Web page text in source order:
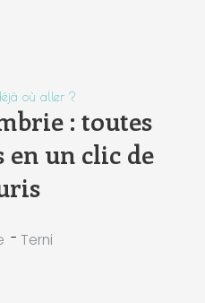
où aller ?
: toutes
en un clic de
- Terni